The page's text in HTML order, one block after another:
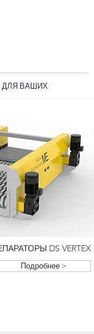
ДЛЯ ВАШИХ
DS VERTEX
Подробнее >